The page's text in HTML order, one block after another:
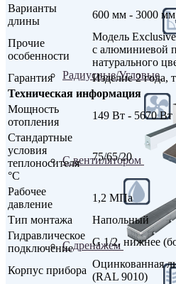
Радиусные/Угловые
С вентилятором
С дренажем
Варианты
длины
600 мм - 3000 мм
Прочие
особенности
Модель Exclusive
с алюминиевой
натурального
Гарантия
Изделие 2 года,
Техническая информация
Мощность
отопления
149 Вт - 5670 Вт
Стандартные
условия
теплоносителя
°С
75/65/20
Рабочее
давление
1,2 МПа
Тип монтажа
Напольный
Гидравлическое
подключение
G 1/2, нижнее
Корпус прибора
Оцинкованная
(RAL 9010)